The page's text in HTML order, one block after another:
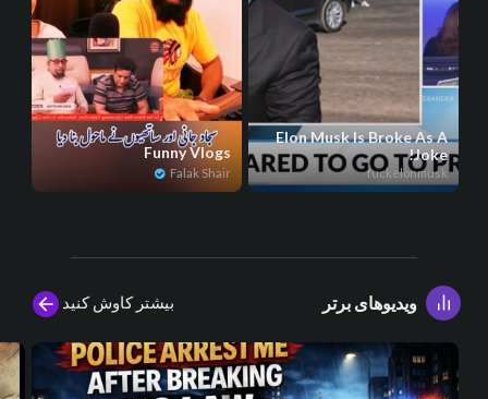
Funny Vlogs
Falak Shair
Elon Musk Is Broke As A
Joke!
fuckelonmusk
ویدیوهای برتر بیشتر کاوش کنید